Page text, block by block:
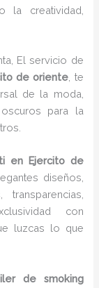
la creatividad,
El servicio de
de oriente , te
de la moda,
para la
en Ejercito de
diseños,
con
luzcas lo que
de smoking